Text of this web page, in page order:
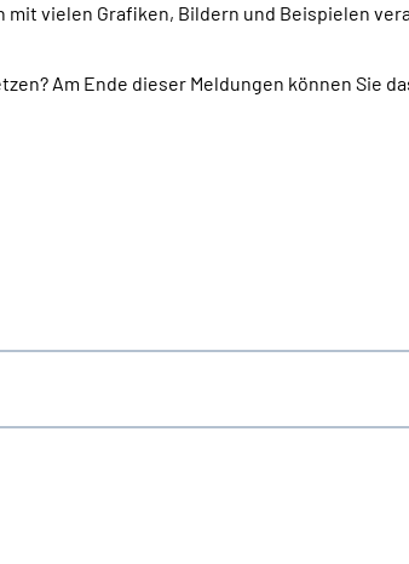
vielen Grafiken, Bildern und Beispielen
Am Ende dieser Meldungen können Sie